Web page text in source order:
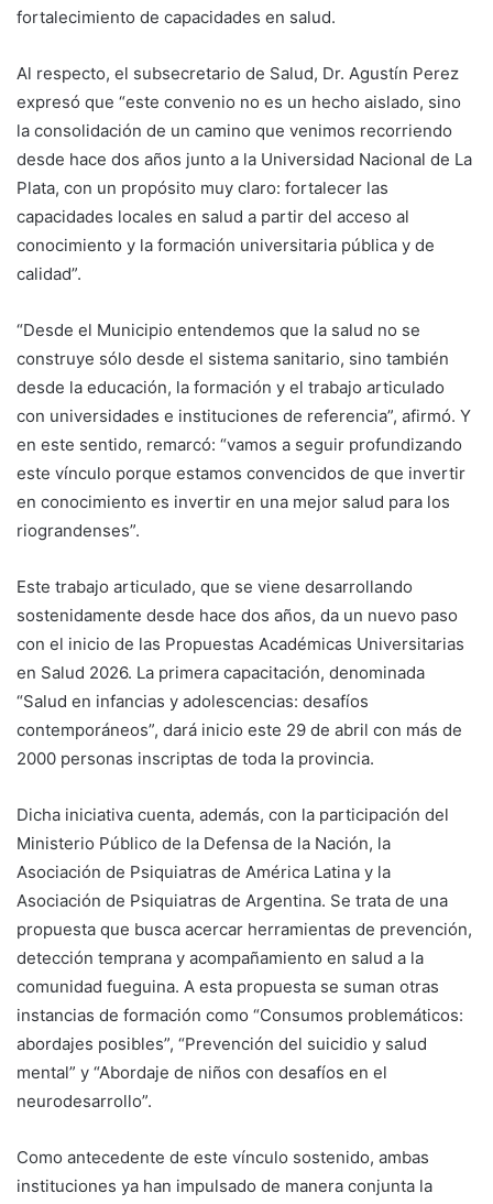
fortalecimiento de capacidades en salud.
Al respecto, el subsecretario de Salud, Dr. Agustín Perez
expresó que “este convenio no es un hecho aislado, sino
la consolidación de un camino que venimos recorriendo
desde hace dos años junto a la Universidad Nacional de La
Plata, con un propósito muy claro: fortalecer las
capacidades locales en salud a partir del acceso al
conocimiento y la formación universitaria pública y de
calidad”.
“Desde el Municipio entendemos que la salud no se
construye sólo desde el sistema sanitario, sino también
desde la educación, la formación y el trabajo articulado
con universidades e instituciones de referencia”, afirmó. Y
en este sentido, remarcó: “vamos a seguir profundizando
este vínculo porque estamos convencidos de que invertir
en conocimiento es invertir en una mejor salud para los
riograndenses”.
Este trabajo articulado, que se viene desarrollando
sostenidamente desde hace dos años, da un nuevo paso
con el inicio de las Propuestas Académicas Universitarias
en Salud 2026. La primera capacitación, denominada
“Salud en infancias y adolescencias: desafíos
contemporáneos”, dará inicio este 29 de abril con más de
2000 personas inscriptas de toda la provincia.
Dicha iniciativa cuenta, además, con la participación del
Ministerio Público de la Defensa de la Nación, la
Asociación de Psiquiatras de América Latina y la
Asociación de Psiquiatras de Argentina. Se trata de una
propuesta que busca acercar herramientas de prevención,
detección temprana y acompañamiento en salud a la
comunidad fueguina. A esta propuesta se suman otras
instancias de formación como “Consumos problemáticos:
abordajes posibles”, “Prevención del suicidio y salud
mental” y “Abordaje de niños con desafíos en el
neurodesarrollo”.
Como antecedente de este vínculo sostenido, ambas
instituciones ya han impulsado de manera conjunta la